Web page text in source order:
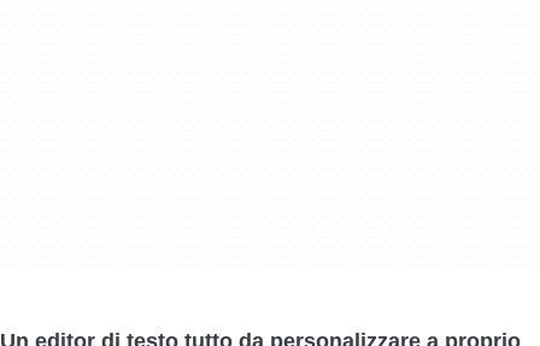
Un editor di testo tutto da personalizzare a proprio